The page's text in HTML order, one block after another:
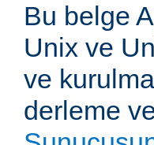
Bu belge
Unix ve
ve
derleme